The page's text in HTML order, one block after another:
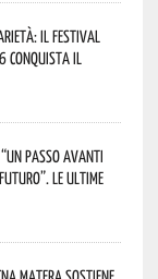
il Festival
conquista il
passo avanti
Le ultime